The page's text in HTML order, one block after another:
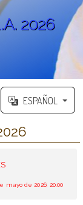
2026
ESPAÑOL
de 2026, 20:00